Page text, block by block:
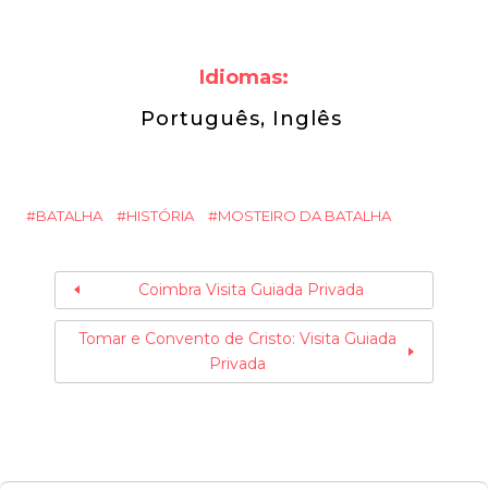
Idiomas:
Português, Inglês
BATALHA HISTÓRIA MOSTEIRO DA BATALHA
Coimbra Visita Guiada Privada
Tomar e Convento de Cristo: Visita Guiada
Privada